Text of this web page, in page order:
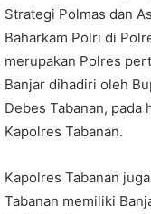
Strategi Polmas dan
Baharkam Polri di
merupakan Polres
Banjar dihadiri oleh
Debes Tabanan, pada
Kapolres Tabanan.
Kapolres Tabanan
Tabanan memiliki